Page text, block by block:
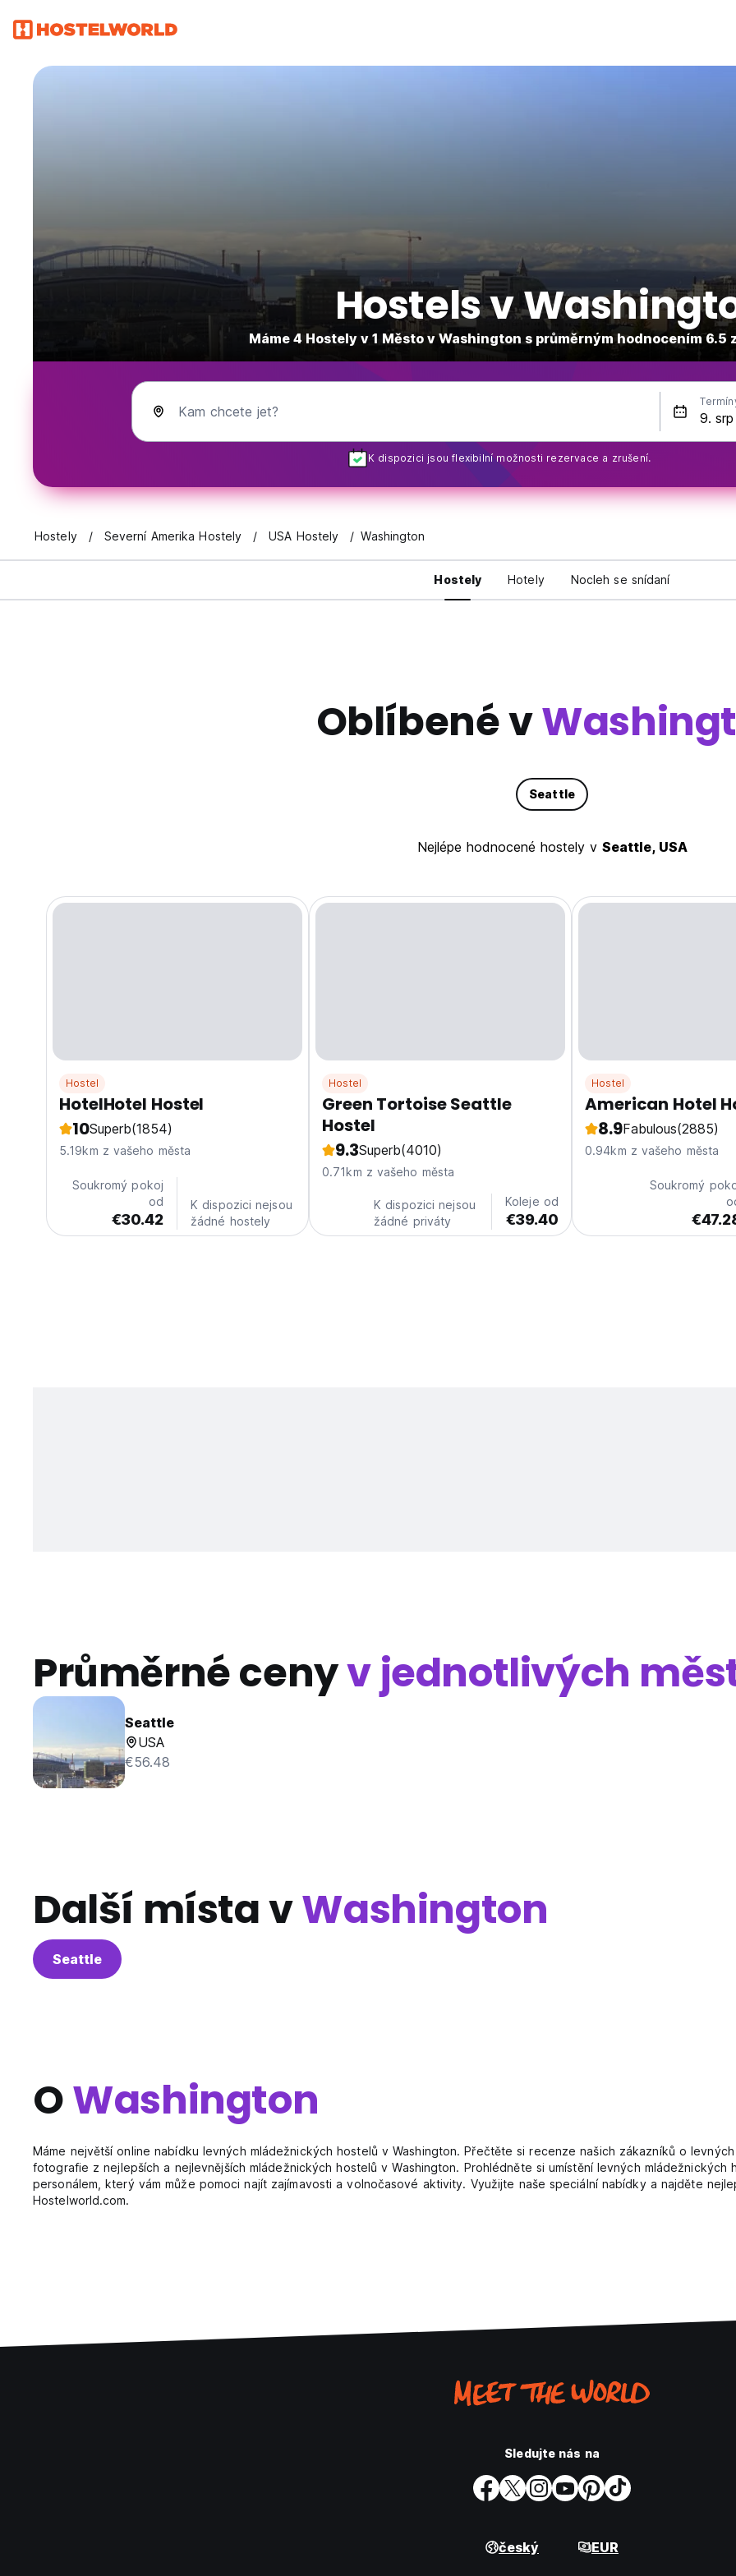
Hostels v
Máme 4 Hostely v 1 Město v Washington s průměrným hodnocením 6.5
Kam chcete jet?
K dispozici jsou flexibilní možnosti rezervace a zrušení.
Hostely Severní Amerika Hostely USA Hostely Washington
Hostely Hotely Nocleh se snídaní
Oblíbené v
Seattle
Nejlépe hodnocené hostely v Seattle, USA
Hostel
HotelHotel Hostel
10Superb(1854)
5.19km z vašeho města
Soukromý pokoj
od
€30.42
K dispozici nejsou
žádné hostely
Hostel
Green Tortoise Seattle
Hostel
9.3Superb(4010)
0.71km z vašeho města
K dispozici nejsou
žádné priváty
Koleje od
€39.40
Hostel
American Hotel
8.9Fabulous(2885)
0.94km z vašeho města
Soukromý
Průměrné cenyv jednotlivých
Seattle
USA
€56.48
Další místa vWashington
Seattle
OWashington
Máme největší online nabídku levných mládežnických hostelů v Washington. Přečtěte si recenze našich zákazníků o
fotografie z nejlepších a nejlevnějších mládežnických hostelů v Washington. Prohlédněte si umístění levných
personálem, který vám může pomoci najít zajímavosti a volnočasové aktivity. Využijte naše speciální nabídky a najděte
Hostelworld.com.
Sledujte nás na
český EUR